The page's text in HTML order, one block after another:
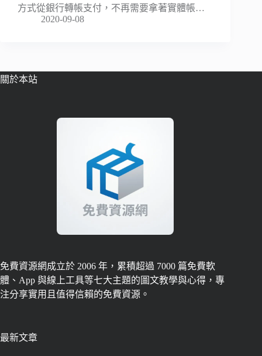
方式從銀行轉帳支付，不再需要拿著實體帳…
2020-09-08
關於本站
免費資源網成立於 2006 年，累積超過 7000 篇免費軟
體、App 與線上工具等七大主題的圖文教學與心得，專
注分享實用且值得信賴的免費資源。
最新文章